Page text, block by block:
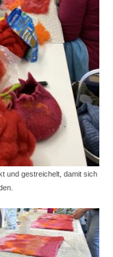
und gestreichelt, damit sich